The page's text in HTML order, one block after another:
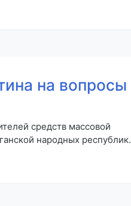
на вопросы
средств массовой
народных республик.